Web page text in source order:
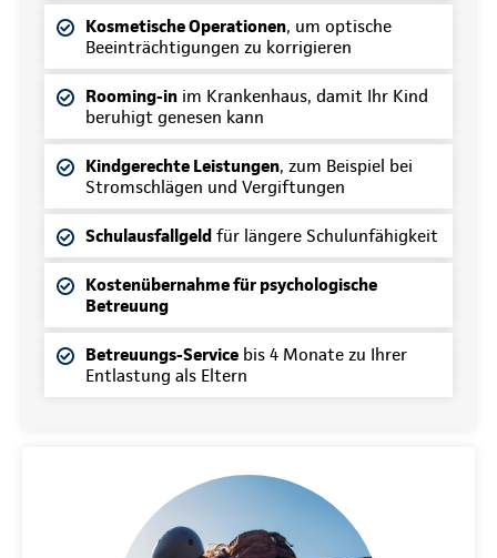
Kosmetische Operationen, um optische
Beeinträchtigungen zu korrigieren
Rooming-in im Krankenhaus, damit Ihr Kind
beruhigt genesen kann
Kindgerechte Leistungen, zum Beispiel bei
Stromschlägen und Vergiftungen
Schulausfallgeld für längere Schulunfähigkeit
Kostenübernahme für psychologische
Betreuung
Betreuungs-Service bis 4 Monate zu Ihrer
Entlastung als Eltern